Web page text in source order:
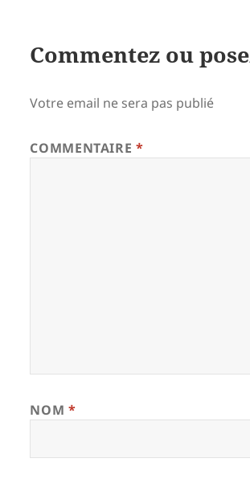
Commentez ou
Votre email ne sera pas publié
COMMENTAIRE*
NOM *